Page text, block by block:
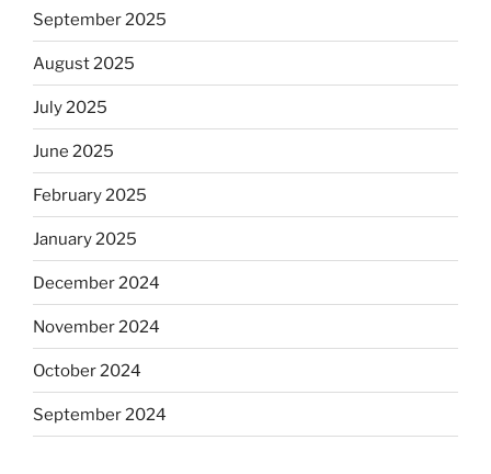
September 2025
August 2025
July 2025
June 2025
February 2025
January 2025
December 2024
November 2024
October 2024
September 2024